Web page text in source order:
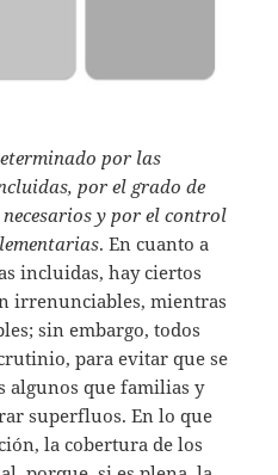
por las
por el grado de
y por el control
. En cuanto a
incluidas, hay ciertos
irrenunciables, mientras
sin embargo, todos
para evitar que se
algunos que familias y
superfluos. En lo que
la cobertura de los